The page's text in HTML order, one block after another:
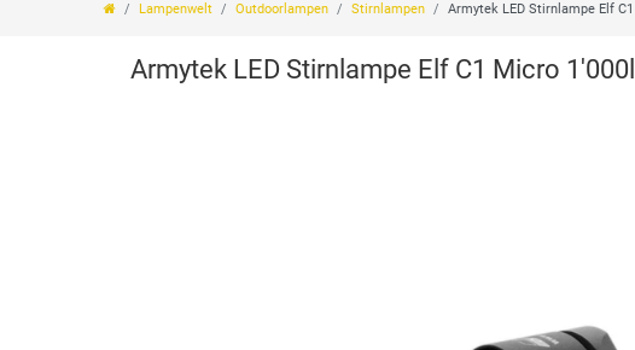
Lampenwelt Outdoorlampen Stirnlampen Armytek LED Stirnlampe Elf
Armytek LED Stirnlampe Elf C1 Micro